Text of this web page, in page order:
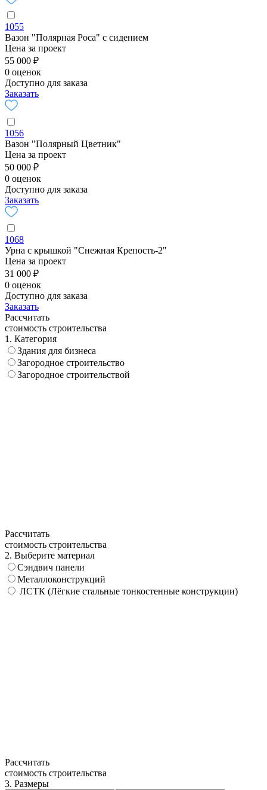
1055
Вазон "Полярная Роса" с сидением
Цена за проект
55 000 ₽
0 оценок
Доступно для заказа
Заказать
1056
Вазон "Полярный Цветник"
Цена за проект
50 000 ₽
0 оценок
Доступно для заказа
Заказать
1068
Урна с крышкой "Снежная Крепость-2"
Цена за проект
31 000 ₽
0 оценок
Доступно для заказа
Заказать
Рассчитать
стоимость строительства
1. Категория
Здания для бизнеса
Загородное строительство
Загородное строительствой
Рассчитать
стоимость строительства
2. Выберите материал
Сэндвич панели
Металлоконструкций
ЛСТК (Лёгкие стальные тонкостенные конструкции)
Рассчитать
стоимость строительства
3. Размеры